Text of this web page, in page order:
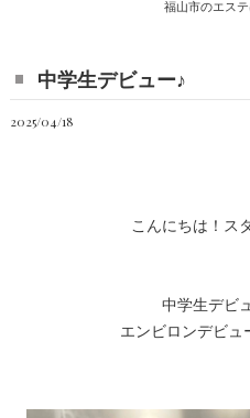
福山市のエステ
中学生デビュー♪
2025/04/18
こんにちは！ス
中学生デビ
エンビロンデビュ